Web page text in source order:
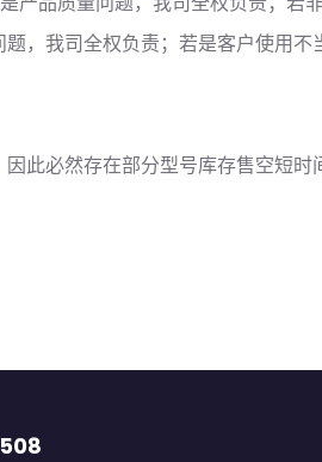
，我司全权负责；若是客户使用
此必然存在部分型号库存售空短